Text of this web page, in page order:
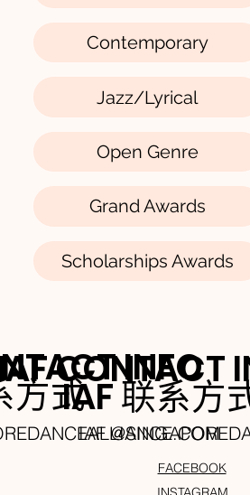
Contemporary
Jazz/Lyrical
Open Genre
Grand Awards
Scholarships Awards
INFO
方式
CONTACT
IAF 联系方
IAF
FACEBOOK